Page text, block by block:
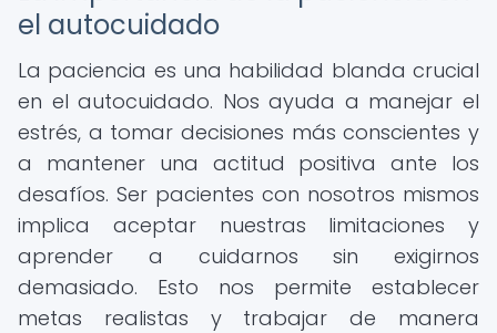
el autocuidado
La paciencia es una habilidad blanda crucial
en el autocuidado. Nos ayuda a manejar el
estrés, a tomar decisiones más conscientes y
a mantener una actitud positiva ante los
desafíos. Ser pacientes con nosotros mismos
implica aceptar nuestras limitaciones y
aprender a cuidarnos sin exigirnos
demasiado. Esto nos permite establecer
metas realistas y trabajar de manera